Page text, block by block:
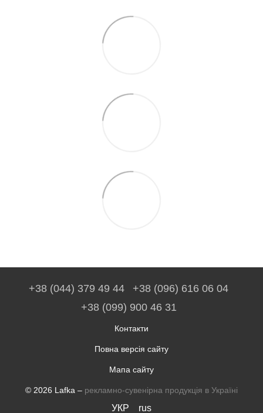
+38 (044) 379 49 44
+38 (096) 616 06 04
+38 (099) 900 46 31
Контакти
Повна версія сайту
Мапа сайту
© 2026 Lafka – рекламно-сувенірна продукція в Україні
УКР rus